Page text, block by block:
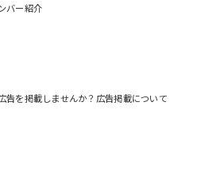
バー紹介
告を掲載しませんか？広告掲載について